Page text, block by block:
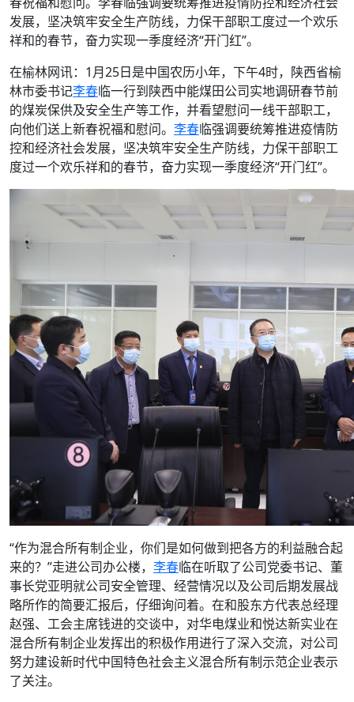
发展，坚决筑牢安全生产防线，力保干部职工度过一个欢乐
祥和的春节，奋力实现一季度经济“开门红”。
在榆林网讯：1月25日是中国农历小年，下午4时，陕西省榆
林市委书记李春临一行到陕西中能煤田公司实地调研春节前
的煤炭保供及安全生产等工作，并看望慰问一线干部职工，
向他们送上新春祝福和慰问。 李春临强调要统筹推进疫情防
控和经济社会发展，坚决筑牢安全生产防线，力保干部职工
度过一个欢乐祥和的春节，奋力实现一季度经济“开门红”。
“作为混合所有制企业，你们是如何做到把各方的利益融合起
来的？”走进公司办公楼， 李春临在听取了公司党委书记、董
事长党亚明就公司安全管理、经营情况以及公司后期发展战
略所作的简要汇报后，仔细询问着。在和股东方代表总经理
赵强、工会主席钱进的交谈中，对华电煤业和悦达新实业在
混合所有制企业发挥出的积极作用进行了深入交流，对公司
努力建设新时代中国特色社会主义混合所有制示范企业表示
了关注。